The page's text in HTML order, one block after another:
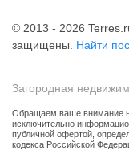
© 2013 - 2026
защищены. Найти
Загородная
Обращаем ваше внимание
исключительно
публичной офертой,
кодекса Российской